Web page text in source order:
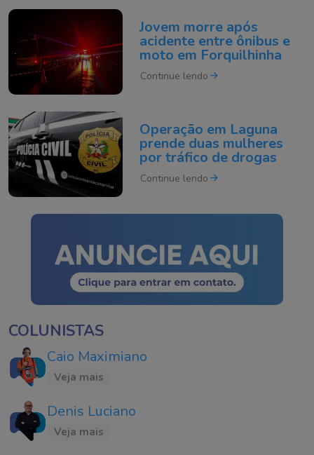
Jovem morre após
acidente entre ônibus e
moto em Forquilhinha
Continue lendo
Operação em Laguna
prende duas mulheres
por tráfico de drogas
Continue lendo
COLUNISTAS
Caio Maximiano
Veja mais
Denis Luciano
Veja mais